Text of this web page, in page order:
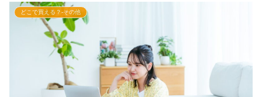
どこで買える？-その他